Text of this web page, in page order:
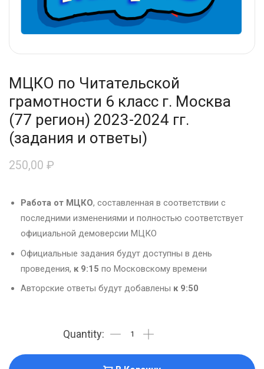
МЦКО по Читательской
грамотности 6 класс г. Москва
(77 регион) 2023-2024 гг.
(задания и ответы)
250,00 ₽
Работа от МЦКО, составленная в соответствии с
последними изменениями и полностью соответствует
официальной демоверсии МЦКО
Официальные задания будут доступны в день
проведения, к 9:15 по Московскому времени
Авторские ответы будут добавлены к 9:50